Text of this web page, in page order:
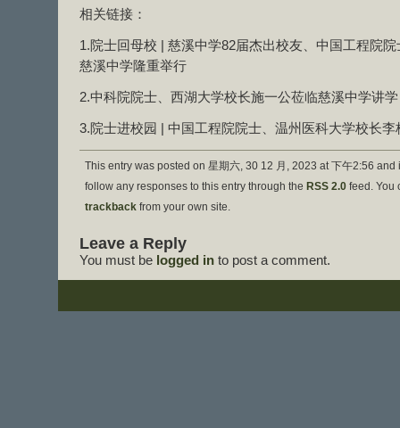
相关链接：
1.院士回母校 | 慈溪中学82届杰出校友、中国工程院
慈溪中学隆重举行
2.中科院院士、西湖大学校长施一公莅临慈溪中学讲学
3.院士进校园 | 中国工程院院士、温州医科大学校长
This entry was posted on 星期六, 30 12 月, 2023 at 下午2:56
follow any responses to this entry through the RSS 2.0 feed. You
trackback from your own site.
Leave a Reply
You must be logged in to post a comment.